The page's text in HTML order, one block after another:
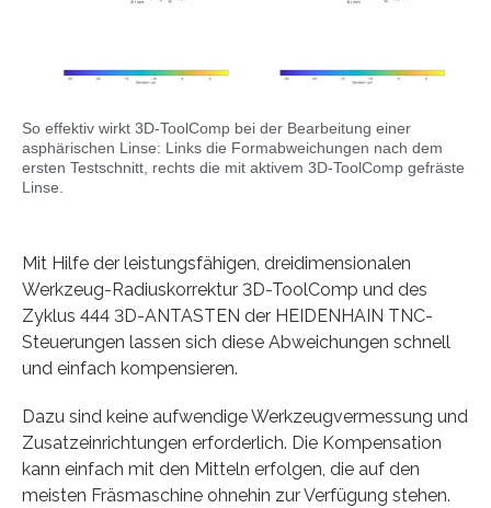
So effektiv wirkt 3D-ToolComp bei der Bearbeitung einer
asphärischen Linse: Links die Formabweichungen nach dem
ersten Testschnitt, rechts die mit aktivem 3D-ToolComp gefräste
Linse.
Mit Hilfe der leistungsfähigen, dreidimensionalen
Werkzeug-Radiuskorrektur 3D-ToolComp und des
Zyklus 444 3D-ANTASTEN der HEIDENHAIN TNC-
Steuerungen lassen sich diese Abweichungen schnell
und einfach kompensieren.
Dazu sind keine aufwendige Werkzeugvermessung und
Zusatzeinrichtungen erforderlich. Die Kompensation
kann einfach mit den Mitteln erfolgen, die auf den
meisten Fräsmaschine ohnehin zur Verfügung stehen.